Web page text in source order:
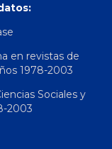
en revistas de
1978-2003
Sociales y
2003